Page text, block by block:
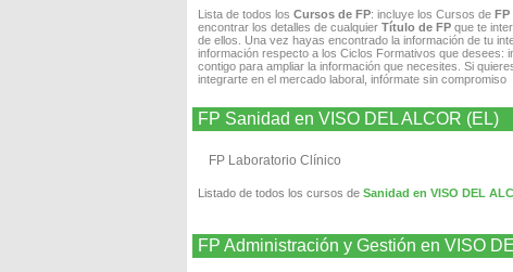
Lista de todos los Cursos de FP: incluye los Cursos de FP
encontrar los detalles de cualquier Título de FP que te
de ellos. Una vez hayas encontrado la información de tu
información respecto a los Ciclos Formativos que desees:
contigo para ampliar la información que necesites. Si
integrarte en el mercado laboral, infórmate sin compromiso
FP Sanidad en VISO DEL ALCOR (EL)
FP Laboratorio Clínico
Listado de todos los cursos de Sanidad en VISO DEL
FP Administración y Gestión en VISO